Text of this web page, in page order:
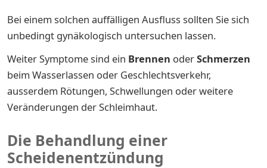
Bei einem solchen auffälligen Ausfluss sollten Sie sich
unbedingt gynäkologisch untersuchen lassen.
Weiter Symptome sind ein Brennen oderSchmerzen
beim Wasserlassen oder Geschlechtsverkehr,
ausserdem Rötungen, Schwellungen oder weitere
Veränderungen der Schleimhaut.
Die Behandlung einer
Scheidenentzündung